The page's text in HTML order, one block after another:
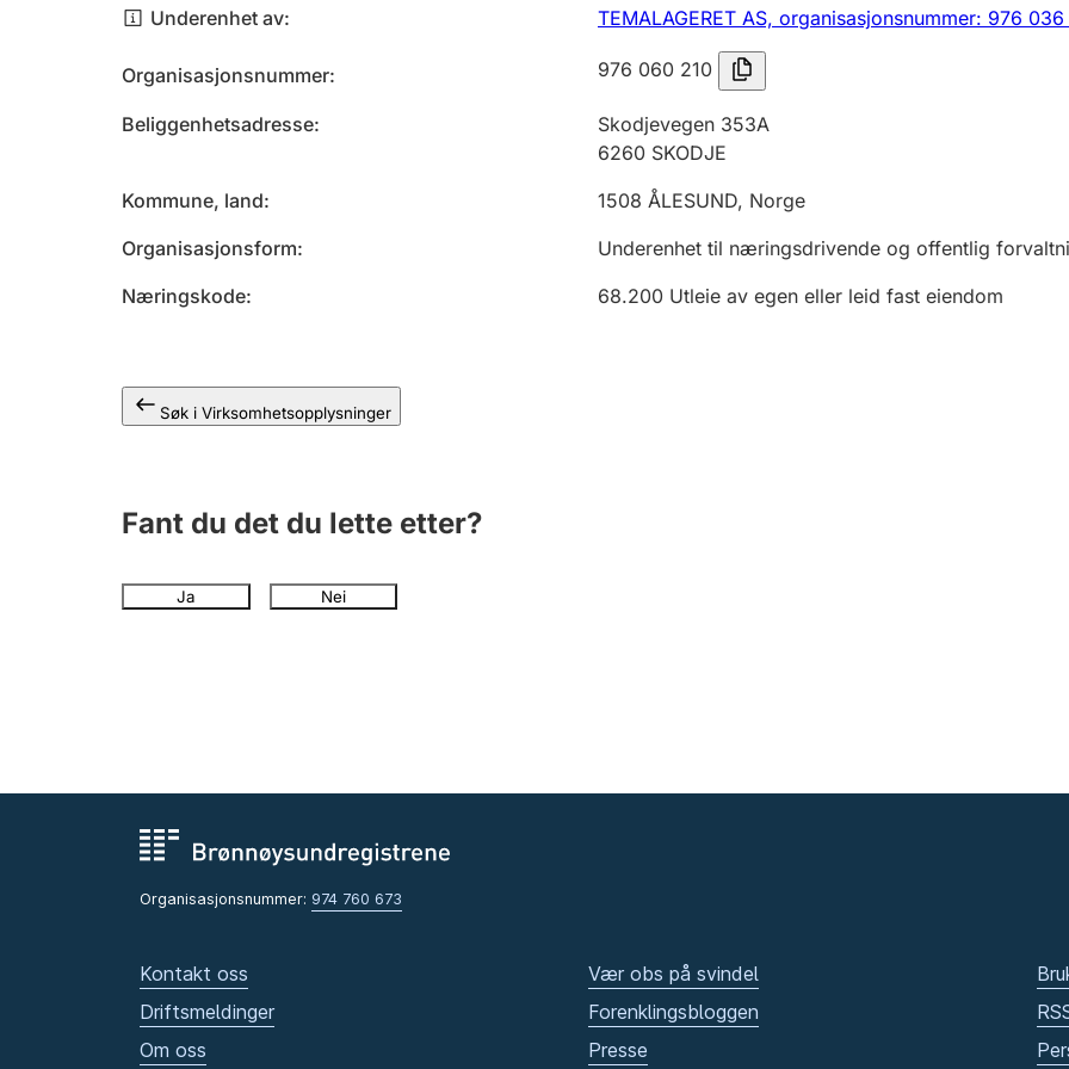
Underenhet av TEMALAGERET AS, organisasjonsnummer: 976 036
Organisasjonsnummer 976 060 210
Beliggenhetsadresse
Skodjevegen 353A
6260 SKODJE
Kommune, land
1508 ÅLESUND, Norge
Organisasjonsform
Underenhet til næringsdrivende og offentlig
Næringskode
68.200 Utleie av egen eller leid fast eiendom
Søk i Virksomhetsopplysninger
Fant du det du lette etter?
Ja Nei
Organisasjonsnummer: 974 760 673
Kontakt oss
Driftsmeldinger
Om oss
Vær obs på svindel
Forenklingsbloggen
Presse